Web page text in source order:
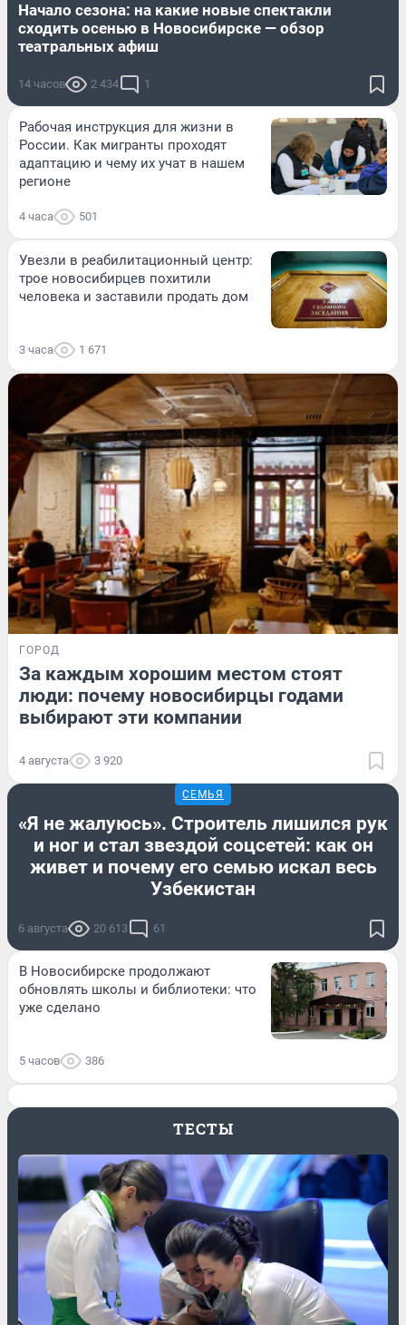
Начало сезона: на какие новые спектакли
сходить осенью в Новосибирске — обзор
театральных афиш
14 часов 2 434 1
Рабочая инструкция для жизни в
России. Как мигранты проходят
адаптацию и чему их учат в нашем
регионе
4 часа 501
Увезли в реабилитационный центр:
трое новосибирцев похитили
человека и заставили продать дом
3 часа 1 671
ГОРОД
За каждым хорошим местом стоят
люди: почему новосибирцы годами
выбирают эти компании
4 августа 3 920
СЕМЬЯ
«Я не жалуюсь». Строитель лишился рук
и ног и стал звездой соцсетей: как он
живет и почему его семью искал весь
Узбекистан
6 августа 20 613 61
В Новосибирске продолжают
обновлять школы и библиотеки: что
уже сделано
5 часов 386
ТЕСТЫ